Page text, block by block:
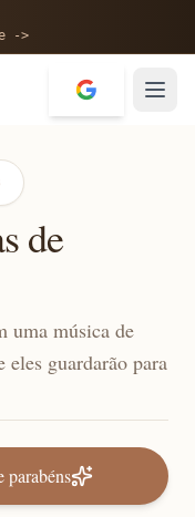
->
de
uma música de
eles guardarão para
parabéns